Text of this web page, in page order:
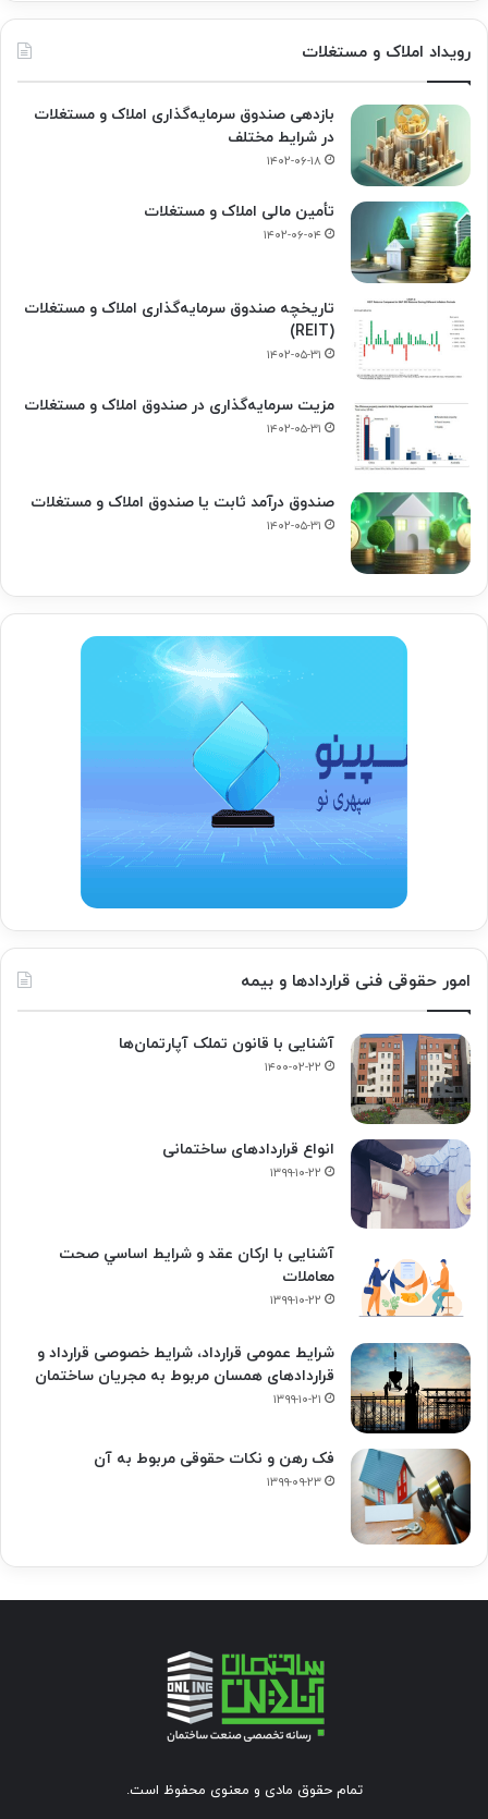
رویداد املاک و مستغلات
بازدهی صندوق سرمایه‌گذاری املاک و مستغلات
در شرایط مختلف
۱۴۰۲-۰۶-۱۸
تأمین مالی املاک و مستغلات
۱۴۰۲-۰۶-۰۴
تاریخچه صندوق سرمایه‌گذاری املاک و مستغلات
(REIT)
۱۴۰۲-۰۵-۳۱
مزیت سرمایه‌گذاری در صندوق املاک و مستغلات
۱۴۰۲-۰۵-۳۱
صندوق درآمد ثابت یا صندوق املاک و مستغلات
۱۴۰۲-۰۵-۳۱
امور حقوقی فنی قراردادها و بیمه
آشنایی با قانون تملک آپارتمان‌ها
۱۴۰۰-۰۲-۲۲
انواع قراردادهای ساختمانی
۱۳۹۹-۱۰-۲۲
آشنایی با ارکان عقد و شرايط اساسي صحت
معاملات
۱۳۹۹-۱۰-۲۲
شرایط عمومی قرارداد، شرایط خصوصی قرارداد و
قراردادهای همسان مربوط به مجریان ساختمان
۱۳۹۹-۱۰-۲۱
فک‌ رهن و نکات حقوقی مربوط به آن
۱۳۹۹-۰۹-۲۳
تمام حقوق مادی و معنوی محفوظ است.